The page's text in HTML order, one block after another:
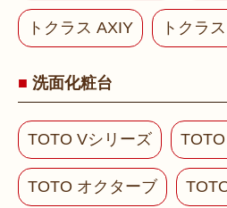
トクラス AXIY トクラ
洗面化粧台
TOTO Vシリーズ
TOTO オクターブ